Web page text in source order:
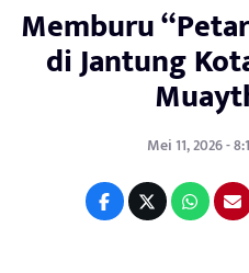
Memburu
di Jantung
Mei 11, 2026 -